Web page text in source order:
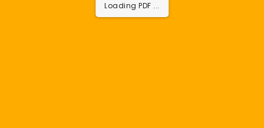
Loading PDF 44% ...